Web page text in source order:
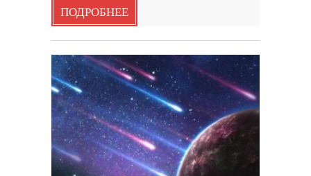
ПОДРОБНЕЕ